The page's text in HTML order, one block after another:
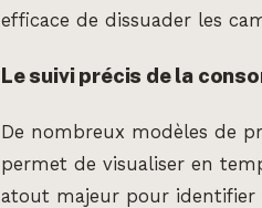
efficace de dissuader les
Le suivi précis de la
De nombreux modèles de
permet de visualiser en
atout majeur pour identifier